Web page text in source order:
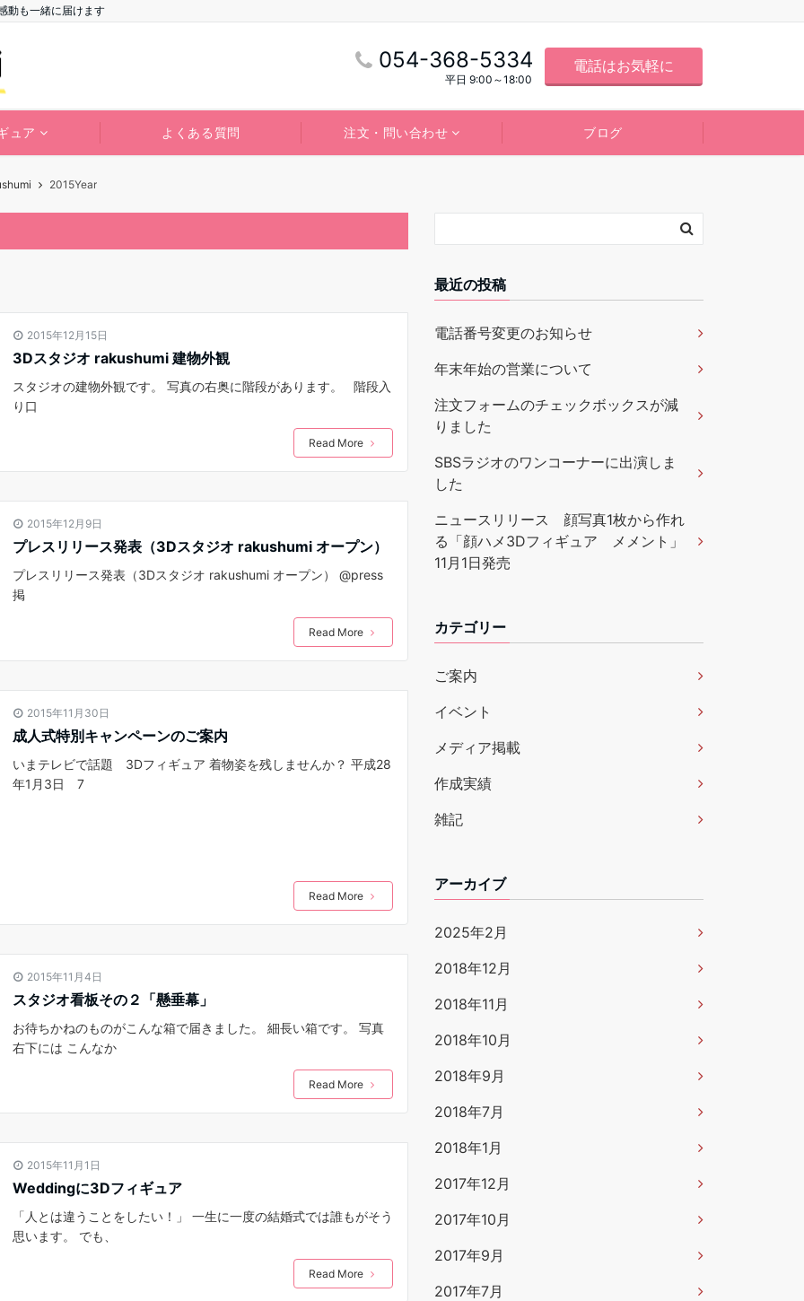
動も一緒に届けます
054-368-5334
平日 9:00～18:00
電話はお気軽に
ュア よくある質問 注文・問い合わせ ブログ
2015Year
2015年12月15日
3Dスタジオ rakushumi 建物外観
スタジオの建物外観です。 写真の右奥に階段があります。 階段入
り口
Read More
2015年12月9日
プレスリリース発表（3Dスタジオ rakushumi オープン）
プレスリリース発表（3Dスタジオ rakushumi オープン） @press
掲
Read More
2015年11月30日
成人式特別キャンペーンのご案内
いまテレビで話題 3Dフィギュア 着物姿を残しませんか？ 平成28
年1月3日 7
Read More
2015年11月4日
スタジオ看板その２「懸垂幕」
お待ちかねのものがこんな箱で届きました。 細長い箱です。 写真
右下には こんなか
Read More
2015年11月1日
Weddingに3Dフィギュア
「人とは違うことをしたい！」 一生に一度の結婚式では誰もがそう
思います。 でも、
Read More
最近の投稿
電話番号変更のお知らせ
年末年始の営業について
注文フォームのチェックボックスが減
りました
SBSラジオのワンコーナーに出演しま
した
ニュースリリース 顔写真1枚から作れ
る「顔ハメ3Dフィギュア メメント」
11月1日発売
カテゴリー
ご案内
イベント
メディア掲載
作成実績
雑記
アーカイブ
2025年2月
2018年12月
2018年11月
2018年10月
2018年9月
2018年7月
2018年1月
2017年12月
2017年10月
2017年9月
2017年7月